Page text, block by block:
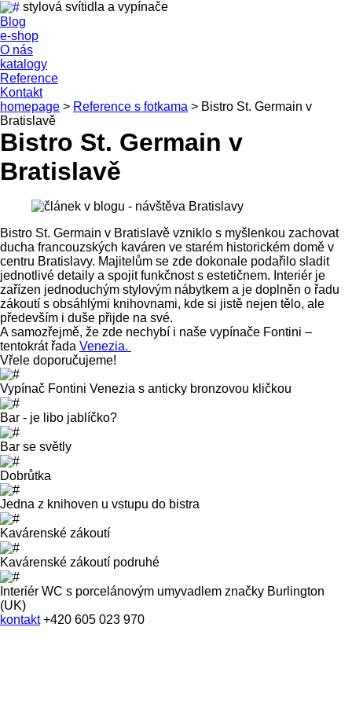
stylová svítidla a vypínače
Blog
e-shop
O nás
katalogy
Reference
Kontakt
homepage > Reference s fotkama > Bistro St. Germain v
Bratislavě
Bistro St. Germain v
Bratislavě
Bistro St. Germain v Bratislavě vzniklo s myšlenkou zachovat
ducha francouzských kaváren ve starém historickém domě v
centru Bratislavy. Majitelům se zde dokonale podařilo sladit
jednotlivé detaily a spojit funkčnost s estetičnem. Interiér je
zařízen jednoduchým stylovým nábytkem a je doplněn o řadu
zákoutí s obsáhlými knihovnami, kde si jistě nejen tělo, ale
především i duše přijde na své.
A samozřejmě, že zde nechybí i naše vypínače Fontini –
tentokrát řada Venezia.
Vřele doporučujeme!
Vypínač Fontini Venezia s anticky bronzovou kličkou
Bar - je libo jablíčko?
Bar se světly
Dobrůtka
Jedna z knihoven u vstupu do bistra
Kavárenské zákoutí
Kavárenské zákoutí podruhé
Interiér WC s porcelánovým umyvadlem značky Burlington
(UK)
kontakt +420 605 023 970